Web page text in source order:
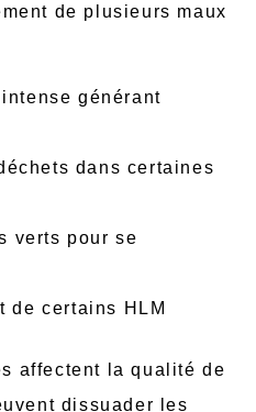
de plusieurs maux
générant
dans certaines
verts pour se
de certains HLM
affectent la qualité de
dissuader les